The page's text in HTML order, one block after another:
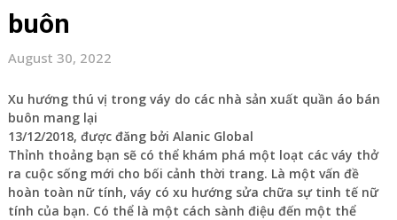
buôn
August 30, 2022
Xu hướng thú vị trong váy do các nhà sản xuất quần áo bán
buôn mang lại
13/12/2018, được đăng bởi Alanic Global
Thỉnh thoảng bạn sẽ có thể khám phá một loạt các váy thở
ra cuộc sống mới cho bối cảnh thời trang. Là một vấn đề
hoàn toàn nữ tính, váy có xu hướng sửa chữa sự tinh tế nữ
tính của bạn. Có thể là một cách sành điệu đến một thể